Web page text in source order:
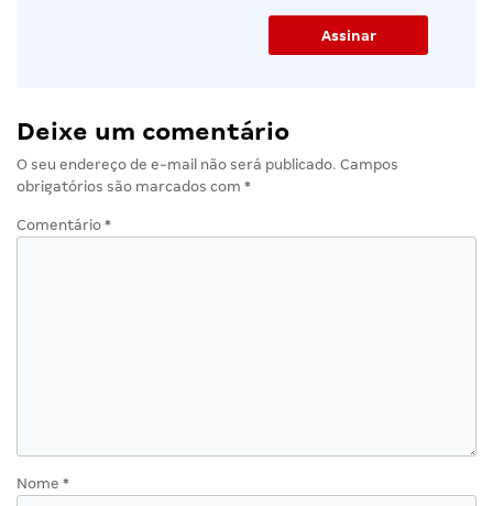
Deixe um comentário
O seu endereço de e-mail não será publicado. Campos
obrigatórios são marcados com *
Comentário *
Nome *